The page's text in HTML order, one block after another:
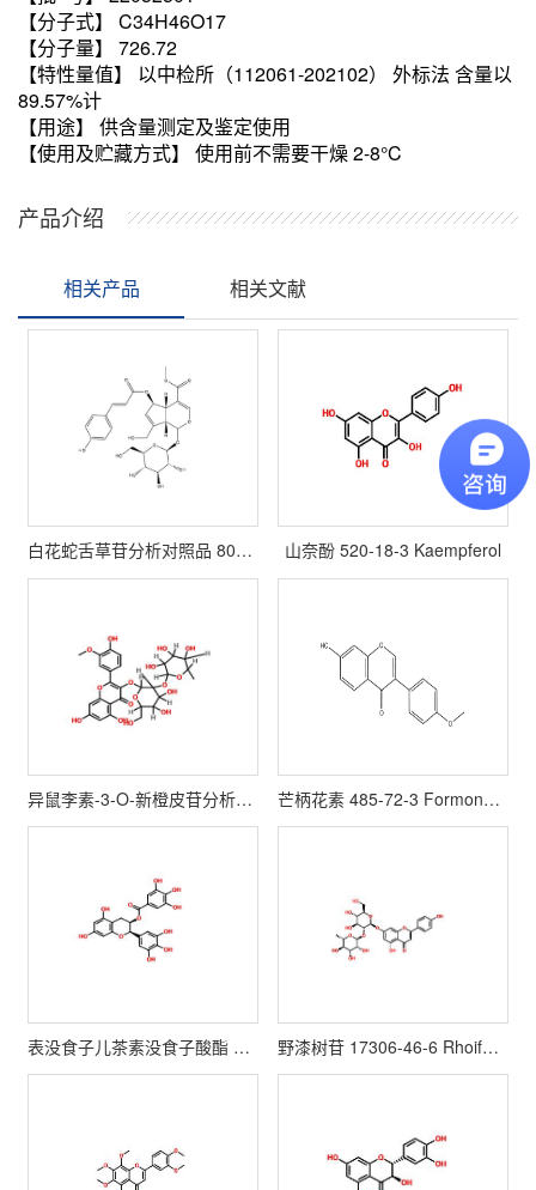
【分子式】 C34H46O17
【分子量】 726.72
【特性量值】 以中检所（112061-202102） 外标法 含量以
89.57%计
【用途】 供含量测定及鉴定使用
【使用及贮藏方式】 使用前不需要干燥 2-8°C
产品介绍
相关产品 相关文献
白花蛇舌草苷分析对照品 80159-07-5 山奈酚 520-18-3 Kaempferol
异鼠李素-3-O-新橙皮苷分析对照品 55033-90-4 芒柄花素 485-72-3 Formononetin
表没食子儿茶素没食子酸酯 989-51-5 EGCG 野漆树苷 17306-46-6 Rhoifolin